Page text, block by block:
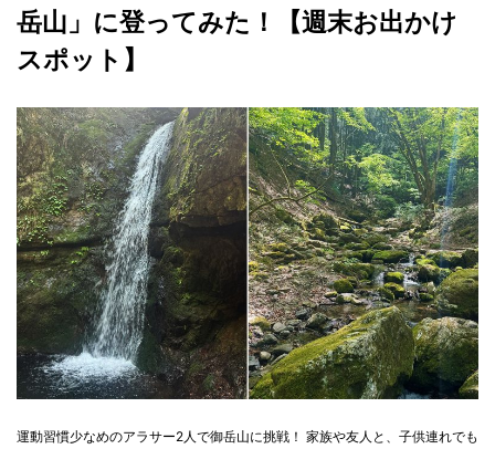
岳山」に登ってみた！【週末お出かけ
スポット】
運動習慣少なめのアラサー2人で御岳山に挑戦！ 家族や友人と、子供連れでも